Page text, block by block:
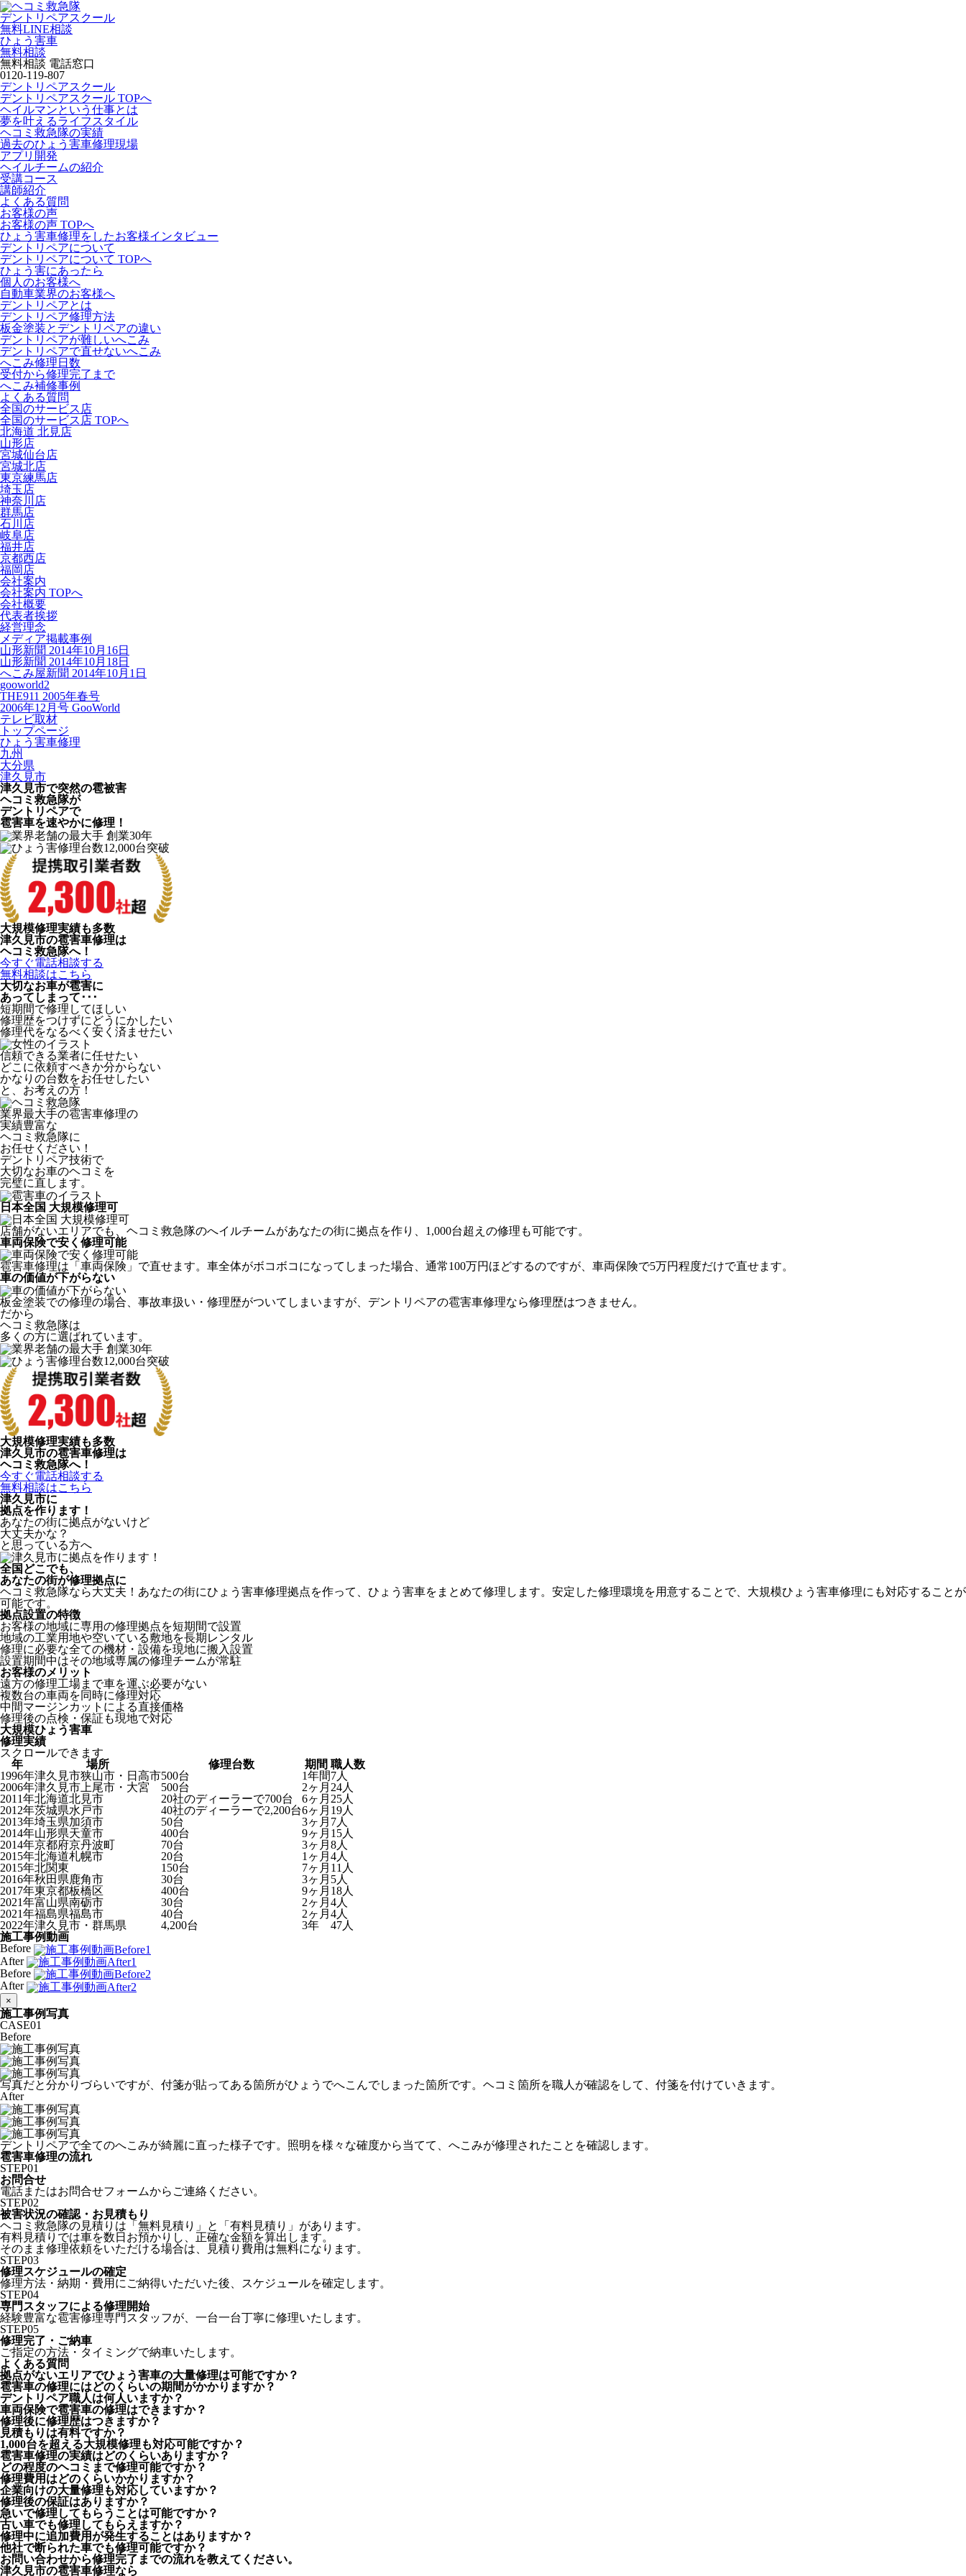
デントリペアスクール
無料LINE相談
ひょう害車
無料相談
無料相談 電話窓口
0120-119-807
デントリペアスクール
デントリペアスクール TOPへ
ヘイルマンという仕事とは
夢を叶えるライフスタイル
ヘコミ救急隊の実績
過去のひょう害車修理現場
アプリ開発
ヘイルチームの紹介
受講コース
講師紹介
よくある質問
お客様の声
お客様の声 TOPへ
ひょう害車修理をしたお客様インタビュー
デントリペアについて
デントリペアについて TOPへ
ひょう害にあったら
個人のお客様へ
自動車業界のお客様へ
デントリペアとは
デントリペア修理方法
板金塗装とデントリペアの違い
デントリペアが難しいへこみ
デントリペアで直せないへこみ
へこみ修理日数
受付から修理完了まで
へこみ補修事例
よくある質問
全国のサービス店
全国のサービス店 TOPへ
北海道 北見店
山形店
宮城仙台店
宮城北店
東京練馬店
埼玉店
神奈川店
群馬店
石川店
岐阜店
福井店
京都西店
福岡店
会社案内
会社案内 TOPへ
会社概要
代表者挨拶
経営理念
メディア掲載事例
山形新聞 2014年10月16日
山形新聞 2014年10月18日
へこみ屋新聞 2014年10月1日
gooworld2
THE911 2005年春号
2006年12月号 GooWorld
テレビ取材
トップページ
ひょう害車修理
九州
大分県
津久見市
津久見市で突然の雹被害
ヘコミ救急隊が
デントリペアで
雹害車を速やかに修理！
大規模修理実績も多数
津久見市の雹害車修理は
ヘコミ救急隊へ！
今すぐ電話相談する
無料相談はこちら
大切なお車が雹害に
あってしまって･･･
短期間で修理してほしい
修理歴をつけずにどうにかしたい
修理代をなるべく安く済ませたい
信頼できる業者に任せたい
どこに依頼すべきか分からない
かなりの台数をお任せしたい
と、お考えの方！
業界最大手の雹害車修理の
実績豊富な
ヘコミ救急隊に
お任せください！
デントリペア技術で
大切なお車のヘコミを
完璧に直します。
日本全国 大規模修理可
店舗がないエリアでも、ヘコミ救急隊のへイルチームがあなたの街に拠点を作り、1,000台超えの修理も可能です。
車両保険で安く修理可能
雹害車修理は「車両保険」で直せます。車全体がボコボコになってしまった場合、通常100万円ほどするのですが、車両保険で5万円程度だけで直せます。
車の価値が下がらない
板金塗装での修理の場合、事故車扱い・修理歴がついてしまいますが、デントリペアの雹害車修理なら修理歴はつきません。
だから
ヘコミ救急隊は
多くの方に選ばれています。
大規模修理実績も多数
津久見市の雹害車修理は
ヘコミ救急隊へ！
今すぐ電話相談する
無料相談はこちら
津久見市に
拠点を作ります！
あなたの街に拠点がないけど
大丈夫かな？
と思っている方へ
全国どこでも、
あなたの街が修理拠点に
ヘコミ救急隊なら大丈夫！あなたの街にひょう害車修理拠点を作って、ひょう害車をまとめて修理します。安定した修理環境を用意することで、大規模ひょう害車修理にも対応することが
可能です。
拠点設置の特徴
お客様の地域に専用の修理拠点を短期間で設置
地域の工業用地や空いている敷地を長期レンタル
修理に必要な全ての機材・設備を現地に搬入設置
設置期間中はその地域専属の修理チームが常駐
お客様のメリット
遠方の修理工場まで車を運ぶ必要がない
複数台の車両を同時に修理対応
中間マージンカットによる直接価格
修理後の点検・保証も現地で対応
大規模ひょう害車
修理実績
スクロールできます
年
場所 修理台数 期間 職人数
1996年津久見市狭山市・日高市500台 1年間7人
2006年津久見市上尾市・大宮 500台 2ヶ月 24人
2011年北海道北見市 20社のディーラーで700台 6ヶ月 25人
2012年茨城県水戸市 40社のディーラーで2,200台6ヶ月 19人
2013年埼玉県加須市 50台 3ヶ月 7人
2014年山形県天童市 400台 9ヶ月 15人
2014年京都府京丹波町 70台 3ヶ月 8人
2015年北海道札幌市 20台 1ヶ月 4人
2015年北関東 150台 7ヶ月 11人
2016年秋田県鹿角市 30台 3ヶ月 5人
2017年東京都板橋区 400台 9ヶ月 18人
2021年富山県南砺市 30台 2ヶ月 4人
2021年福島県福島市 40台 2ヶ月 4人
2022年津久見市・群馬県 4,200台 3年
47人
施工事例動画
Before
After
Before
After
×
施工事例写真
CASE01
Before
写真だと分かりづらいですが、付箋が貼ってある箇所がひょうでへこんでしまった箇所です。ヘコミ箇所を職人が確認をして、付箋を付けていきます。
After
デントリペアで全てのへこみが綺麗に直った様子です。照明を様々な確度から当てて、へこみが修理されたことを確認します。
雹害車修理の流れ
STEP01
お問合せ
電話またはお問合せフォームからご連絡ください。
STEP02
被害状況の確認・お見積もり
ヘコミ救急隊の見積りは「無料見積り」と「有料見積り」があります。
有料見積りでは車を数日お預かりし、正確な金額を算出します。
そのまま修理依頼をいただける場合は、見積り費用は無料になります。
STEP03
修理スケジュールの確定
修理方法・納期・費用にご納得いただいた後、スケジュールを確定します。
STEP04
専門スタッフによる修理開始
経験豊富な雹害修理専門スタッフが、一台一台丁寧に修理いたします。
STEP05
修理完了・ご納車
ご指定の方法・タイミングで納車いたします。
よくある質問
拠点がないエリアでひょう害車の大量修理は可能ですか？
雹害車の修理にはどのくらいの期間がかかりますか？
デントリペア職人は何人いますか？
車両保険で雹害車の修理はできますか？
修理後に修理歴はつきますか？
見積もりは有料ですか？
1,000台を超える大規模修理も対応可能ですか？
雹害車修理の実績はどのくらいありますか？
どの程度のヘコミまで修理可能ですか？
修理費用はどのくらいかかりますか？
企業向けの大量修理も対応していますか？
修理後の保証はありますか？
急いで修理してもらうことは可能ですか？
古い車でも修理してもらえますか？
修理中に追加費用が発生することはありますか？
他社で断られた車でも修理可能ですか？
お問い合わせから修理完了までの流れを教えてください。
津久見市の雹害車修理なら